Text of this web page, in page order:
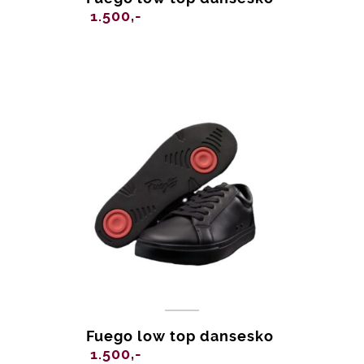
1.500,-
Fuego low top dansesko
1.500,-